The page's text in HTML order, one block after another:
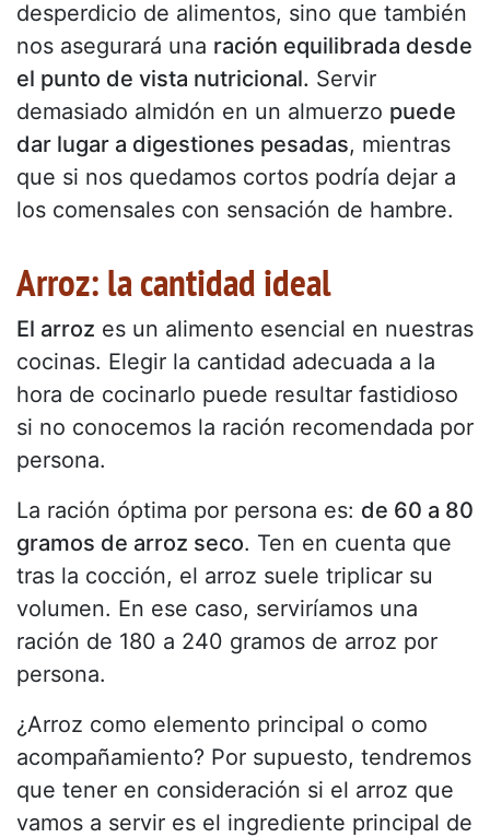
desperdicio de alimentos, sino que también
nos asegurará una ración equilibrada desde
el punto de vista nutricional. Servir
demasiado almidón en un almuerzo puede
dar lugar a digestiones pesadas, mientras
que si nos quedamos cortos podría dejar a
los comensales con sensación de hambre.
Arroz: la cantidad ideal
El arroz es un alimento esencial en nuestras
cocinas. Elegir la cantidad adecuada a la
hora de cocinarlo puede resultar fastidioso
si no conocemos la ración recomendada por
persona.
La ración óptima por persona es: de 60 a 80
gramos de arroz seco. Ten en cuenta que
tras la cocción, el arroz suele triplicar su
volumen. En ese caso, serviríamos una
ración de 180 a 240 gramos de arroz por
persona.
¿Arroz como elemento principal o como
acompañamiento? Por supuesto, tendremos
que tener en consideración si el arroz que
vamos a servir es el ingrediente principal de